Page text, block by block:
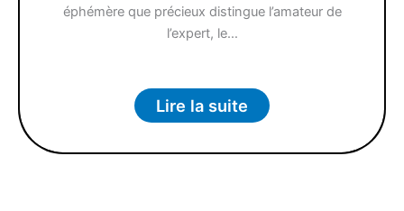
éphémère que précieux distingue l’amateur de
l’expert, le…
Lire la suite